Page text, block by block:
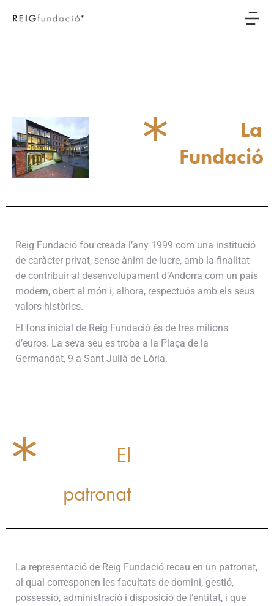
La
Fundació
Reig Fundació fou creada l’any 1999 com una institució
de caràcter privat, sense ànim de lucre, amb la finalitat
de contribuir al desenvolupament d’Andorra com un país
modern, obert al món i, alhora, respectuós amb els seus
valors històrics.
El fons inicial de Reig Fundació és de tres milions
d’euros. La seva seu es troba a la Plaça de la
Germandat, 9 a Sant Julià de Lòria.
El
patronat
La representació de Reig Fundació recau en un patronat,
al qual corresponen les facultats de domini, gestió,
possessió, administració i disposició de l’entitat, i que